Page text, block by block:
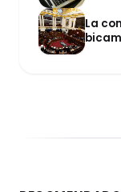
La